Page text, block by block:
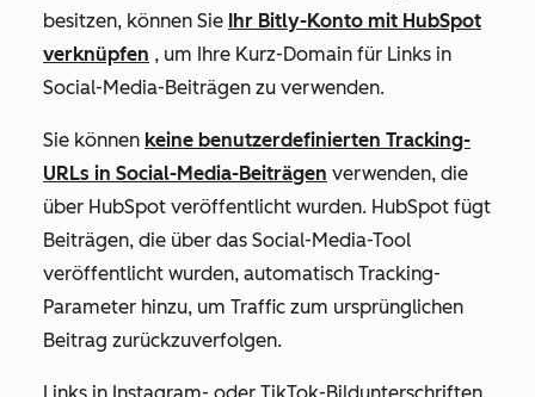
besitzen, können Sie Ihr Bitly-Konto mit HubSpot
verknüpfen , um Ihre Kurz-Domain für Links in
Social-Media-Beiträgen zu verwenden.
Sie können keine benutzerdefinierten Tracking-
URLs in Social-Media-Beiträgen verwenden, die
über HubSpot veröffentlicht wurden. HubSpot fügt
Beiträgen, die über das Social-Media-Tool
veröffentlicht wurden, automatisch Tracking-
Parameter hinzu, um Traffic zum ursprünglichen
Beitrag zurückzuverfolgen.